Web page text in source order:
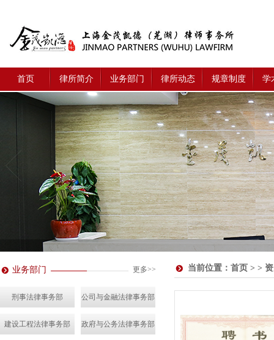
首页 律所简介 业务部门 律所动态 规章制度 学
业务部门 更多>>
刑事法律事务部 公司与金融法律事务部
建设工程法律事务部 政府与公务法律事务部
当前位置： 首页 > >